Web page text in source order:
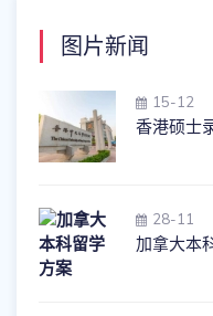
图片新闻
15-12
香港硕士
28-11
加拿大本